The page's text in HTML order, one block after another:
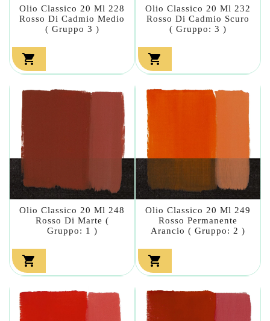
Olio Classico 20 Ml 228
Rosso Di Cadmio Medio
( Gruppo 3 )

Olio Classico 20 Ml 232
Rosso Di Cadmio Scuro
( Gruppo: 3 )

Olio Classico 20 Ml 248
Rosso Di Marte (
Gruppo: 1 )

Olio Classico 20 Ml 249
Rosso Permanente
Arancio ( Gruppo: 2 )
